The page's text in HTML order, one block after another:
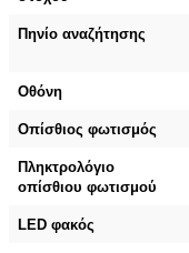
Πηνίο αναζήτησης
Οθόνη
Οπίσθιος φωτισμός
Πληκτρολόγιο
οπίσθιου φωτισμού
LED φακός